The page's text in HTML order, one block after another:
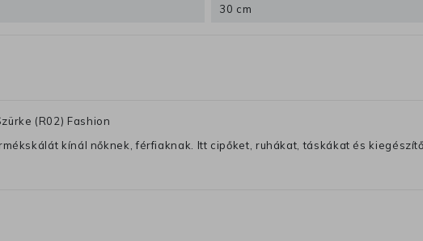
30 cm
(R02) Fashion
kínál nőknek, férfiaknak. Itt cipőket, ruhákat, táskákat és